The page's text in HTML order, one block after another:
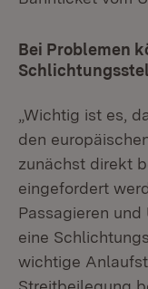
Bei Problemen
„Wichtig ist es,
den
zunächst direkt
eingefordert
Passagieren
eine
wichtige